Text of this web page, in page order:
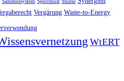
Sammelsystem Sperrmüll Studie
Vergärung Waste-to-Energy
WtERT